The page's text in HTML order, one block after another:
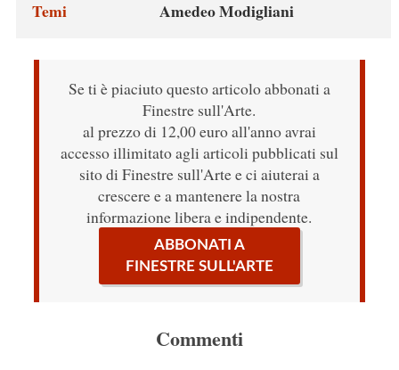
Temi
Amedeo Modigliani
Se ti è piaciuto questo articolo abbonati a
Finestre sull'Arte.
al prezzo di 12,00 euro all'anno avrai
accesso illimitato agli articoli pubblicati sul
sito di Finestre sull'Arte e ci aiuterai a
crescere e a mantenere la nostra
informazione libera e indipendente.
ABBONATI A
FINESTRE SULL'ARTE
Commenti